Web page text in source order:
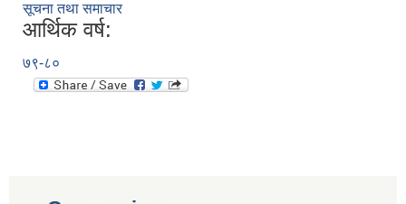
सूचना तथा समाचार
आर्थिक वर्ष:
७९-८०